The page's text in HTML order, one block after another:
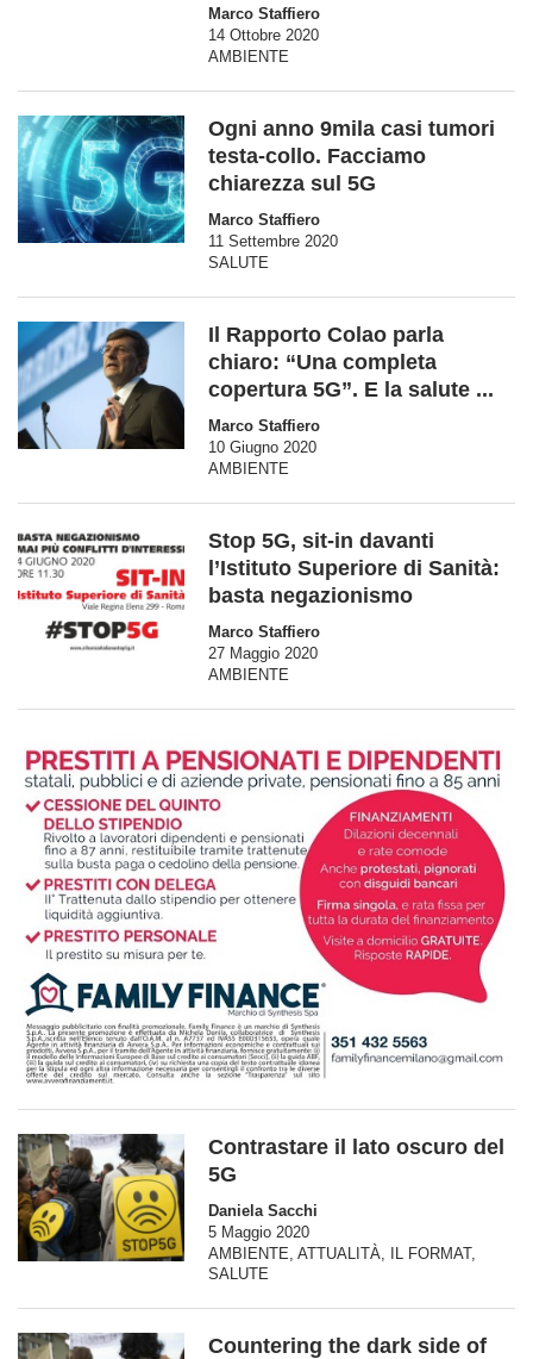
Marco Staffiero
14 Ottobre 2020
AMBIENTE
Ogni anno 9mila casi tumori
testa-collo. Facciamo
chiarezza sul 5G
Marco Staffiero
11 Settembre 2020
SALUTE
Il Rapporto Colao parla
chiaro: “Una completa
copertura 5G”. E la salute ...
Marco Staffiero
10 Giugno 2020
AMBIENTE
Stop 5G, sit-in davanti
l’Istituto Superiore di Sanità:
basta negazionismo
Marco Staffiero
27 Maggio 2020
AMBIENTE
Contrastare il lato oscuro del
5G
Daniela Sacchi
5 Maggio 2020
AMBIENTE ATTUALITÀ IL FORMAT,
SALUTE
Countering the dark side of